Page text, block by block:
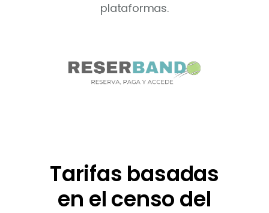
plataformas.
Tarifas basadas
en el censo del